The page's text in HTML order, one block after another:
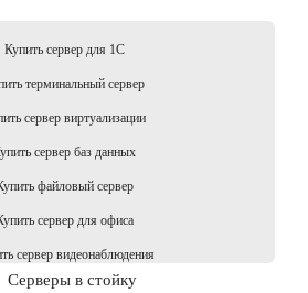
Купить сервер для 1С
терминальный сервер
сервер виртуализации
сервер баз данных
файловый сервер
сервер для офиса
сервер видеонаблюдения
Серверы в стойку